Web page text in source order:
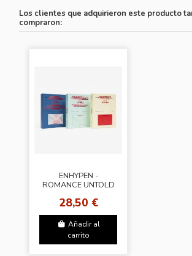
Los clientes que adquirieron este producto
compraron:
ENHYPEN -
ROMANCE UNTOLD
28,50 €
Añadir al
carrito